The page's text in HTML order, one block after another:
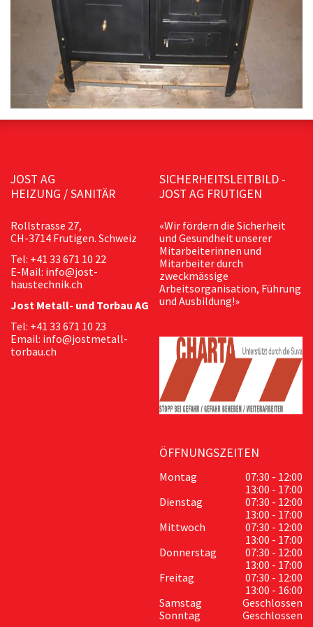
JOST AG
HEIZUNG / SANITÄR
Rollstrasse 27,
CH-3714 Frutigen. Schweiz
Tel: +41 33 671 10 22
E-Mail: info@jost-
haustechnik.ch
Jost Metall- und Torbau AG
Tel: +41 33 671 10 23
Email: info@jostmetall-
torbau.ch
SICHERHEITSLEITBILD -
JOST AG FRUTIGEN
«Wir fördern die Sicherheit
und Gesundheit unserer
Mitarbeiterinnen und
Mitarbeiter durch
zweckmässige
Arbeitsorganisation, Führung
und Ausbildung!»
ÖFFNUNGSZEITEN
Montag
07:30 - 12:00
13:00 - 17:00
Dienstag
07:30 - 12:00
13:00 - 17:00
Mittwoch
07:30 - 12:00
13:00 - 17:00
Donnerstag
07:30 - 12:00
13:00 - 17:00
Freitag
07:30 - 12:00
13:00 - 16:00
Samstag
Geschlossen
Sonntag
Geschlossen